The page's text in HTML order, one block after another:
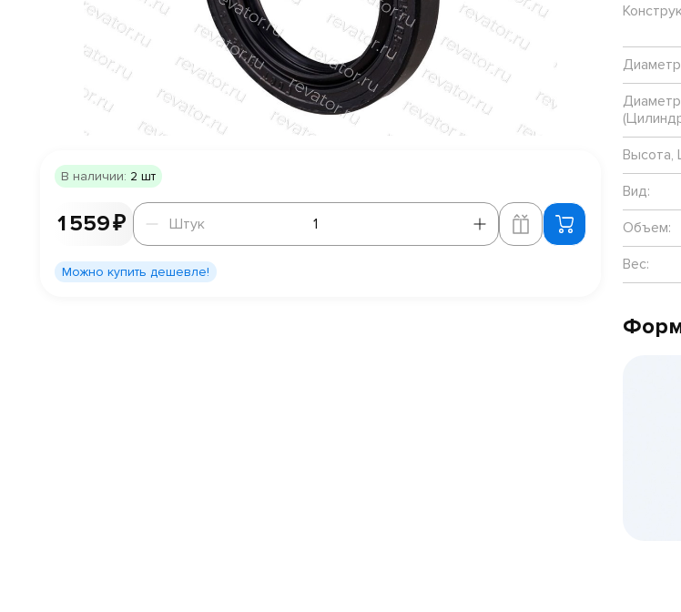
В наличии: 2 шт
1 559 ₽
Штук
Штук
Можно купить дешевле!
Высота,
Вид:
Объем:
Вес: